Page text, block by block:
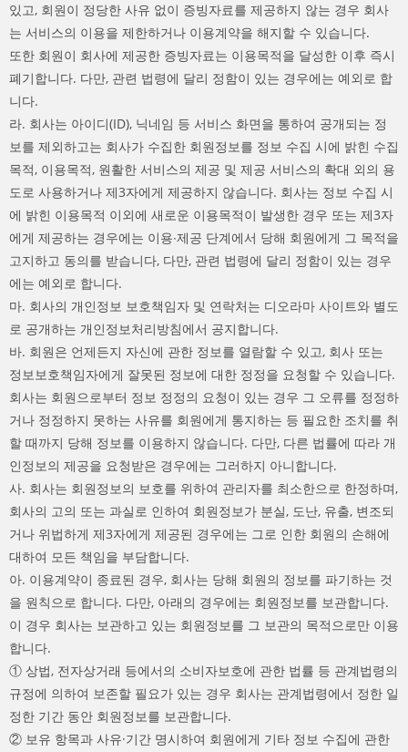
있고, 회원이 정당한 사유 없이 증빙자료를 제공하지 않는 경우 회사
는 서비스의 이용을 제한하거나 이용계약을 해지할 수 있습니다.
또한 회원이 회사에 제공한 증빙자료는 이용목적을 달성한 이후 즉시
폐기합니다. 다만, 관련 법령에 달리 정함이 있는 경우에는 예외로 합
니다.
라. 회사는 아이디(ID), 닉네임 등 서비스 화면을 통하여 공개되는 정
보를 제외하고는 회사가 수집한 회원정보를 정보 수집 시에 밝힌 수집
목적, 이용목적, 원활한 서비스의 제공 및 제공 서비스의 확대 외의 용
도로 사용하거나 제3자에게 제공하지 않습니다. 회사는 정보 수집 시
에 밝힌 이용목적 이외에 새로운 이용목적이 발생한 경우 또는 제3자
에게 제공하는 경우에는 이용∙제공 단계에서 당해 회원에게 그 목적을
고지하고 동의를 받습니다, 다만, 관련 법령에 달리 정함이 있는 경우
에는 예외로 합니다.
마. 회사의 개인정보 보호책임자 및 연락처는 디오라마 사이트와 별도
로 공개하는 개인정보처리방침에서 공지합니다.
바. 회원은 언제든지 자신에 관한 정보를 열람할 수 있고, 회사 또는
정보보호책임자에게 잘못된 정보에 대한 정정을 요청할 수 있습니다.
회사는 회원으로부터 정보 정정의 요청이 있는 경우 그 오류를 정정하
거나 정정하지 못하는 사유를 회원에게 통지하는 등 필요한 조치를 취
할 때까지 당해 정보를 이용하지 않습니다. 다만, 다른 법률에 따라 개
인정보의 제공을 요청받은 경우에는 그러하지 아니합니다.
사. 회사는 회원정보의 보호를 위하여 관리자를 최소한으로 한정하며,
회사의 고의 또는 과실로 인하여 회원정보가 분실, 도난, 유출, 변조되
거나 위법하게 제3자에게 제공된 경우에는 그로 인한 회원의 손해에
대하여 모든 책임을 부담합니다.
아. 이용계약이 종료된 경우, 회사는 당해 회원의 정보를 파기하는 것
을 원칙으로 합니다. 다만, 아래의 경우에는 회원정보를 보관합니다.
이 경우 회사는 보관하고 있는 회원정보를 그 보관의 목적으로만 이용
합니다.
① 상법, 전자상거래 등에서의 소비자보호에 관한 법률 등 관계법령의
규정에 의하여 보존할 필요가 있는 경우 회사는 관계법령에서 정한 일
정한 기간 동안 회원정보를 보관합니다.
② 보유 항목과 사유·기간 명시하여 회원에게 기타 정보 수집에 관한